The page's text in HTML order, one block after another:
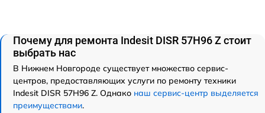
Почему для ремонта Indesit DISR 57H96 Z стоит
выбрать нас
В Нижнем Новгороде существует множество сервис-
центров, предоставляющих услуги по ремонту техники
Indesit DISR 57H96 Z. Однако наш сервис-центр выделяется
преимуществами.